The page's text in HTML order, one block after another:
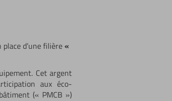
d’une filière«
Cet argent
aux éco-
(« PMCB »)